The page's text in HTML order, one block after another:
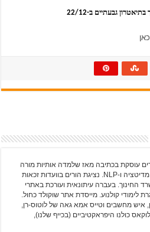
עוסקת בכתיבה מאז שלמדה אותיות מורה
ליוגה, מנחת מדיטציה ו-NLP. נציגת הורים בוועדות זכאות
החינוך. בעברה עיתונאית ועורכת באתרי
לימודי קולנוע. מייסדת אתר שוקולד כחול.
איש מחשבים וטייס אמא גאה של לוטוס-רן,
לוקאס כולנו היפראקטיביים (בכייף שלנו),